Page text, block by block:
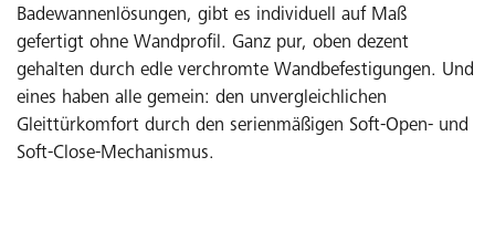
Badewannenlösungen, gibt es individuell auf Maß
gefertigt ohne Wandprofil. Ganz pur, oben dezent
gehalten durch edle verchromte Wandbefestigungen. Und
eines haben alle gemein: den unvergleichlichen
Gleittürkomfort durch den serienmäßigen Soft-Open- und
Soft-Close-Mechanismus.